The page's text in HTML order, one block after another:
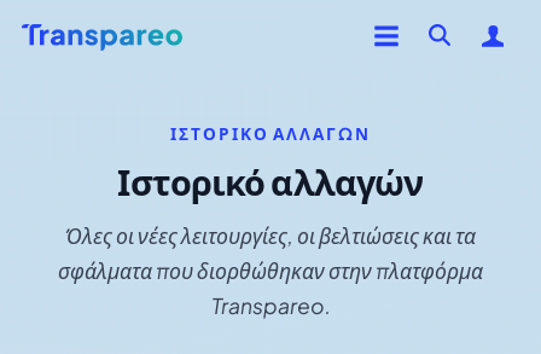
ΙΣΤΟΡΙΚΌ ΑΛΛΑΓΏΝ
Ιστορικό αλλαγών
Όλες οι νέες λειτουργίες, οι βελτιώσεις και τα
σφάλματα που διορθώθηκαν στην πλατφόρμα
Transpareo.